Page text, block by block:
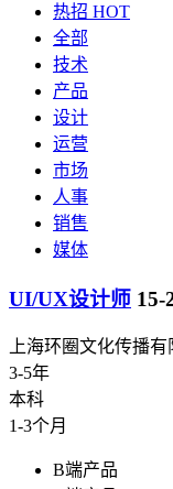
热招 HOT
全部
技术
产品
设计
运营
市场
人事
销售
媒体
UI/UX设计师 15-
上海环圈文化传播有
3-5年
本科
1-3个月
B端产品